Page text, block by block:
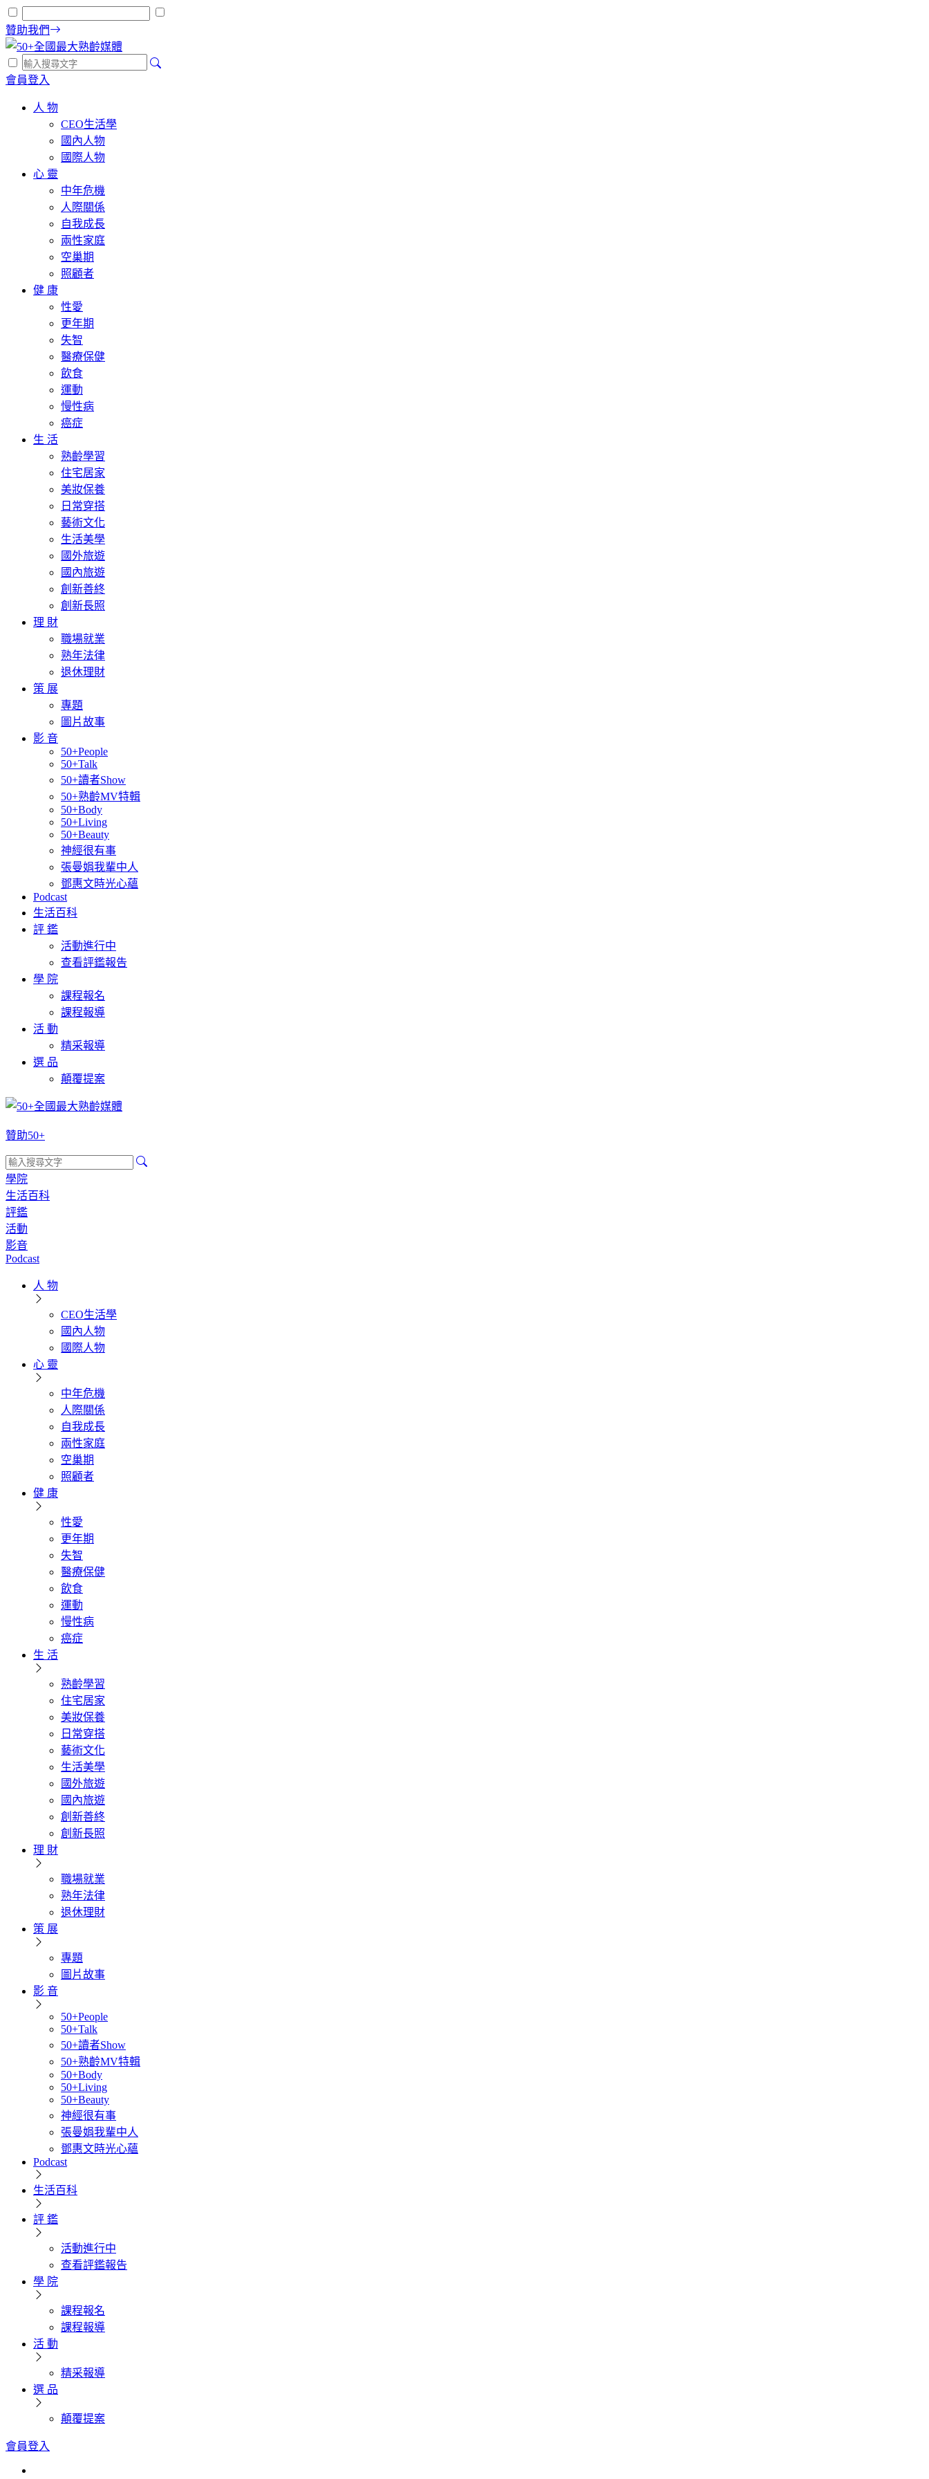
贊助我們
會員登入
人 物
CEO生活學
國內人物
國際人物
心 靈
中年危機
人際關係
自我成長
兩性家庭
空巢期
照顧者
健 康
性愛
更年期
失智
醫療保健
飲食
運動
慢性病
癌症
生 活
熟齡學習
住宅居家
美妝保養
日常穿搭
藝術文化
生活美學
國外旅遊
國內旅遊
創新善終
創新長照
理 財
職場就業
熟年法律
退休理財
策 展
專題
圖片故事
影 音
50+People
50+Talk
50+讀者Show
50+熟齡MV特輯
50+Body
50+Living
50+Beauty
神經很有事
張曼娟我輩中人
鄧惠文時光心蘊
Podcast
生活百科
評 鑑
活動進行中
查看評鑑報告
學 院
課程報名
課程報導
活 動
精采報導
選 品
顛覆提案
贊助50+
學院
生活百科
評鑑
活動
影音
Podcast
人 物
CEO生活學
國內人物
國際人物
心 靈
中年危機
人際關係
自我成長
兩性家庭
空巢期
照顧者
健 康
性愛
更年期
失智
醫療保健
飲食
運動
慢性病
癌症
生 活
熟齡學習
住宅居家
美妝保養
日常穿搭
藝術文化
生活美學
國外旅遊
國內旅遊
創新善終
創新長照
理 財
職場就業
熟年法律
退休理財
策 展
專題
圖片故事
影 音
50+People
50+Talk
50+讀者Show
50+熟齡MV特輯
50+Body
50+Living
50+Beauty
神經很有事
張曼娟我輩中人
鄧惠文時光心蘊
Podcast
生活百科
評 鑑
活動進行中
查看評鑑報告
學 院
課程報名
課程報導
活 動
精采報導
選 品
顛覆提案
會員登入